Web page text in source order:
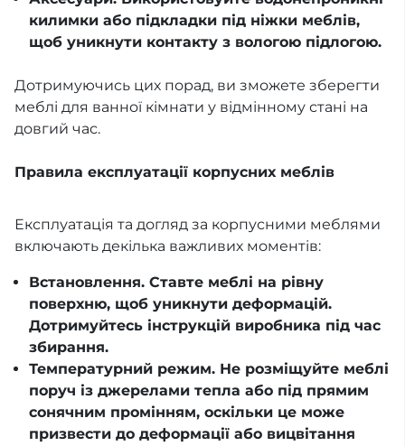
килимки або підкладки під ніжки меблів,
щоб уникнути контакту з вологою підлогою.
Дотримуючись цих порад, ви зможете зберегти
меблі для ванної кімнати у відмінному стані на
довгий час.
Правила експлуатації корпусних меблів
Експлуатація та догляд за корпусними меблями
включають декілька важливих моментів:
Встановлення. Ставте меблі на рівну
поверхню, щоб уникнути деформацій.
Дотримуйтесь інструкцій виробника під час
збирання.
Температурний режим. Не розміщуйте меблі
поруч із джерелами тепла або під прямим
сонячним промінням, оскільки це може
призвести до деформації або вицвітання